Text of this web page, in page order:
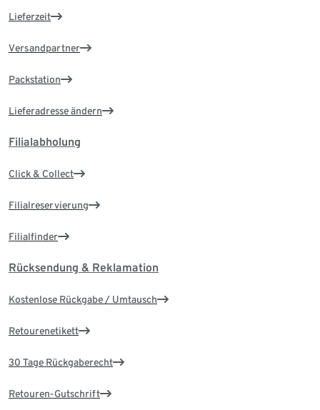
Lieferzeit
Versandpartner
Packstation
Lieferadresse ändern
Filialabholung
Click & Collect
Filialreservierung
Filialfinder
Rücksendung & Reklamation
Kostenlose Rückgabe / Umtausch
Retourenetikett
30 Tage Rückgaberecht
Retouren-Gutschrift